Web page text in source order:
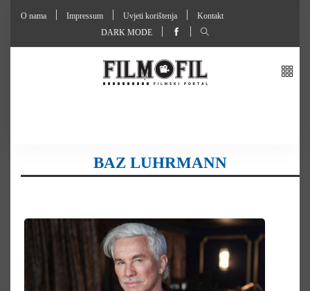
O nama Impressum Uvjeti korištenja
Kontakt
DARK MODE
BAZ LUHRMANN